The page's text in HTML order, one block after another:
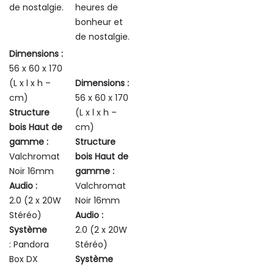
de nostalgie.
Dimensions :
56 x 60 x 170
(L x l x h –
cm)
Structure
bois Haut de
gamme :
Valchromat
Noir 16mm
Audio :
2.0 (2 x 20W
Stéréo)
Système
: Pandora
Box DX
heures de
bonheur et
de nostalgie.
Dimensions :
56 x 60 x 170
(L x l x h –
cm)
Structure
bois Haut de
gamme :
Valchromat
Noir 16mm
Audio :
2.0 (2 x 20W
Stéréo)
Système